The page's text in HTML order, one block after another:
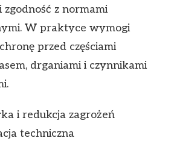
zgodność z normami
W praktyce wymogi
przed częściami
drganiami i czynnikami
i redukcja zagrożeń
techniczna